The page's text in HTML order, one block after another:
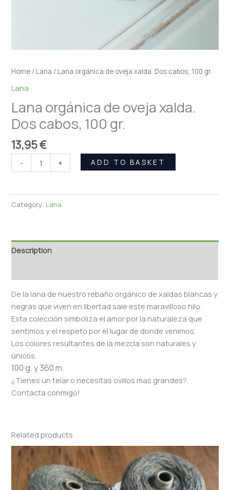
Home / Lana / Lana orgánica de oveja xalda. Dos cabos, 100 gr.
Lana
Lana orgánica de oveja xalda.
Dos cabos, 100 gr.
13,95€
- + ADD TO BASKET
Category: Lana
Description
De la lana de nuestro rebaño orgánico de xaldas blancas y
negras que viven en libertad sale este maravilloso hilo.
Esta colección simboliza el amor por la naturaleza que
sentimos y el respeto por el lugar de donde venimos.
Los colores resultantes de la mezcla son naturales y
únicos.
100 g. y 360 m.
¿Tienes un telar o necesitas ovillos mas grandes?.
Contacta conmigo!
Related products